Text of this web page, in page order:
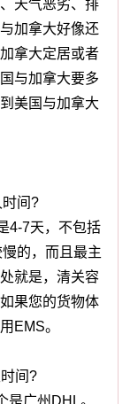
天气恶劣、排
加拿大好像还
拿大定居或者
与加拿大要多
美国与加拿大
间?
4-7天，不包括
的，而且最主
就是，清关容
果您的货物体
EMS。
间?
广州DHL。